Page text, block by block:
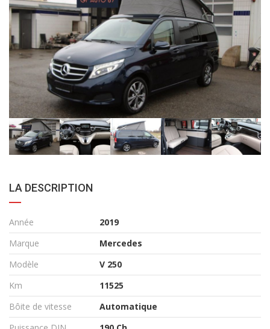
LA DESCRIPTION
Année
2019
Marque
Mercedes
Modèle
V 250
Km
11525
Bôite de vitesse
Automatique